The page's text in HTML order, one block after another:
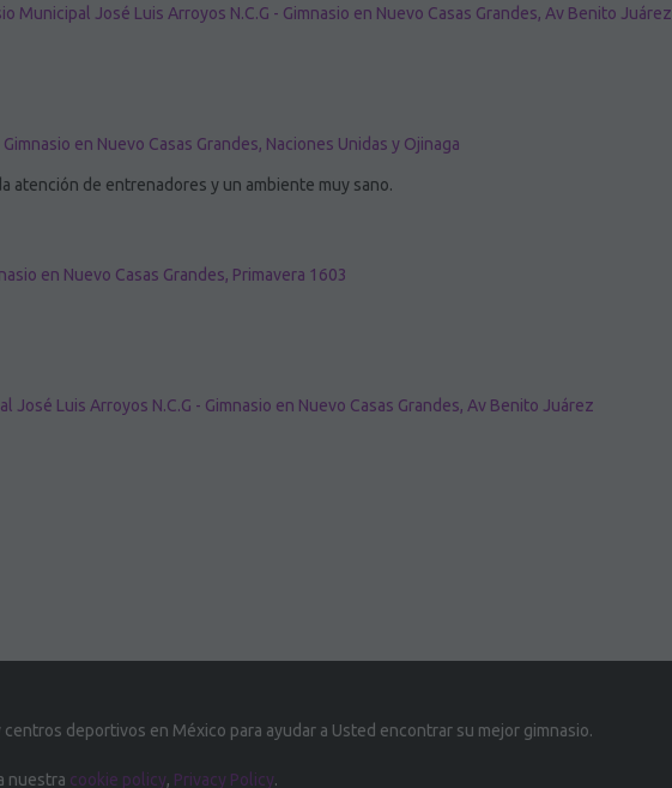
Municipal José Luis Arroyos N.C.G - Gimnasio en Nuevo Casas Grandes, Av Benito Juárez
en Nuevo Casas Grandes, Naciones Unidas y Ojinaga
atención de entrenadores y un ambiente muy sano.
en Nuevo Casas Grandes, Primavera 1603
José Luis Arroyos N.C.G - Gimnasio en Nuevo Casas Grandes, Av Benito Juárez
deportivos en México para ayudar a Usted encontrar su mejor gimnasio.
nuestra cookie policy, Privacy Policy.